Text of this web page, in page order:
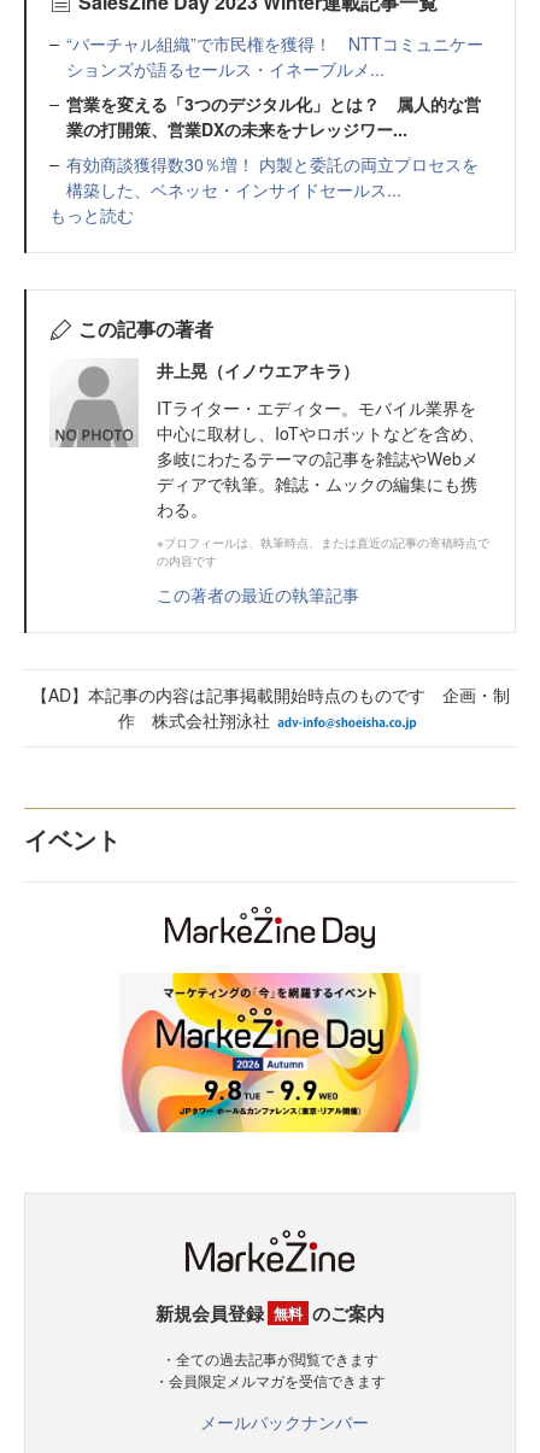
“バーチャル組織”で市民権を獲得！ NTTコミュニケー
ションズが語るセールス・イネーブルメ...
営業を変える「3つのデジタル化」とは？ 属人的な営
業の打開策、営業DXの未来をナレッジワー...
有効商談獲得数30％増！ 内製と委託の両立プロセスを
構築した、ベネッセ・インサイドセールス...
もっと読む
この記事の著者
井上晃（イノウエアキラ）
ITライター・エディター。モバイル業界を
中心に取材し、IoTやロボットなどを含め、
多岐にわたるテーマの記事を雑誌やWebメ
ディアで執筆。雑誌・ムックの編集にも携
わる。
※プロフィールは、執筆時点、または直近の記事の寄稿時点で
の内容です
この著者の最近の執筆記事
【AD】本記事の内容は記事掲載開始時点のものです 企画・制
作 株式会社翔泳社
イベント
新規会員登録 無料 のご案内
・全ての過去記事が閲覧できます
・会員限定メルマガを受信できます
メールバックナンバー